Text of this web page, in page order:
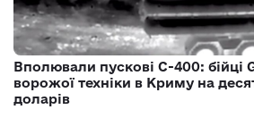
Вполювали пускові С-400: бійці
ворожої техніки в Криму на
доларів